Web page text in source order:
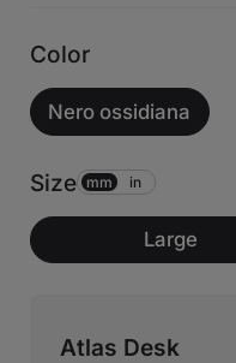
Color
Nero ossidiana
Size mm in
Large
Atlas Desk